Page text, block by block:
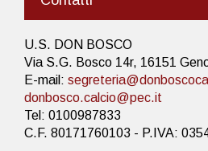
U.S. DON BOSCO
Via S.G. Bosco 14r, 16151
E-mail:
donbosco.calcio@pec.it
Tel: 0100987833
C.F. 80171760103 - P.IVA: